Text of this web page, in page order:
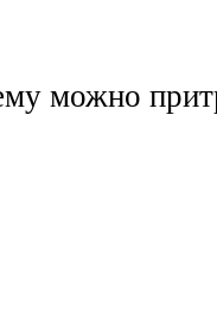
можно